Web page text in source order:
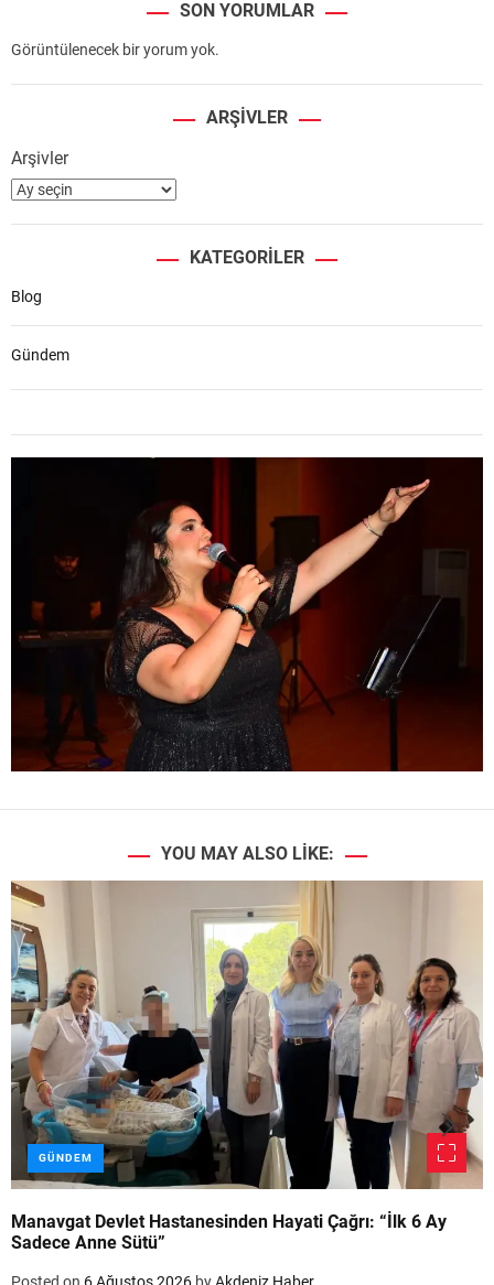
SON YORUMLAR
Görüntülenecek bir yorum yok.
ARŞIVLER
Arşivler
KATEGORILER
Blog
Gündem
YOU MAY ALSO LIKE:
GÜNDEM
Manavgat Devlet Hastanesinden Hayati Çağrı: “İlk 6 Ay
Sadece Anne Sütü”